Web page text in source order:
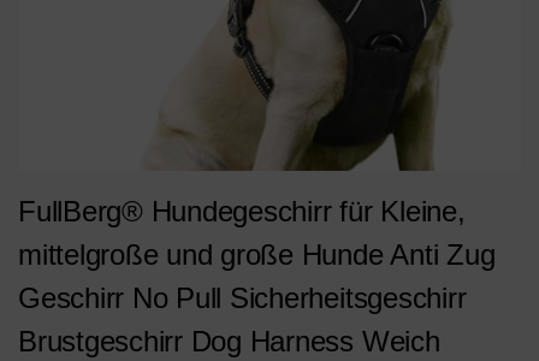
FullBerg® Hundegeschirr für Kleine,
mittelgroße und große Hunde Anti Zug
Geschirr No Pull Sicherheitsgeschirr
Brustgeschirr Dog Harness Weich